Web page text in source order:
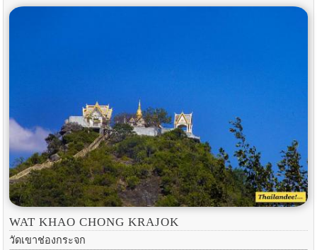
WAT KHAO CHONG KRAJOK
วัดเขาช่องกระจก